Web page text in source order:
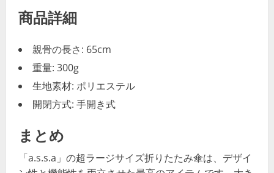
商品詳細
親骨の長さ: 65cm
重量: 300g
生地素材: ポリエステル
開閉方式: 手開き式
まとめ
「a.s.s.a」の超ラージサイズ折りたたみ傘は、デザイ